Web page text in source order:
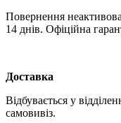
Повернення
14 днів. Офіційна
Доставка
Відбувається у
самовивіз.